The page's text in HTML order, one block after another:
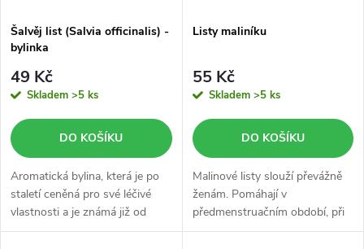
p
r
o
d
u
s
p
r
o
d
u
Šalvěj list (Salvia officinalis) -
bylinka
49 Kč
Skladem >5 ks
DO KOŠÍKU
Aromatická bylina, která je po
staletí ceněná pro své léčivé
vlastnosti a je známá již od
starověku.
Listy maliníku
55 Kč
Skladem >5 ks
DO KOŠÍKU
Malinové listy slouží převážně
ženám. Pomáhají v
předmenstruačním období, při
menstruačních obtíží, i během